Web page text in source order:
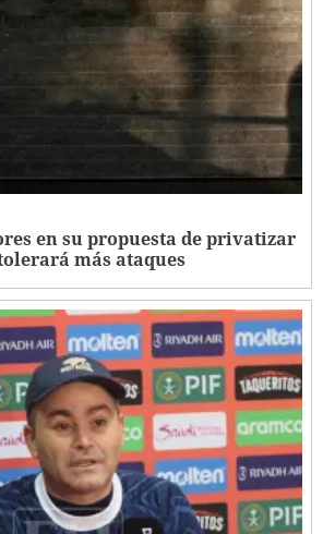
en su propuesta de privatizar
más ataques